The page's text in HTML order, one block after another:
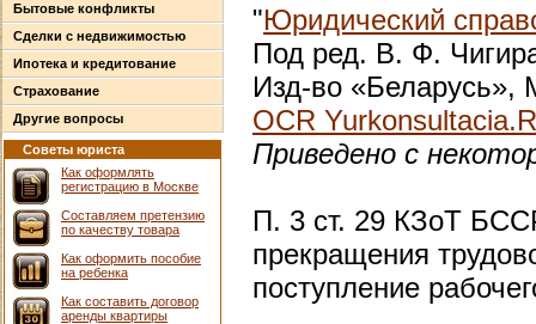
Бытовые конфликты
Сделки с недвижимостью
Ипотека и кредитование
Страхование
Другие вопросы
Советы юриста
Как оформлять
регистрацию в Москве
Составляем претензию
по качеству товара
Как оформить пособие
на ребенка
Как составить договор
аренды квартиры
"Юридический
Под ред. В. Ф.
Изд-во «Беларусь»,
OCR
Приведено с
П. 3 ст. 29 КЗоТ
прекращения
поступление